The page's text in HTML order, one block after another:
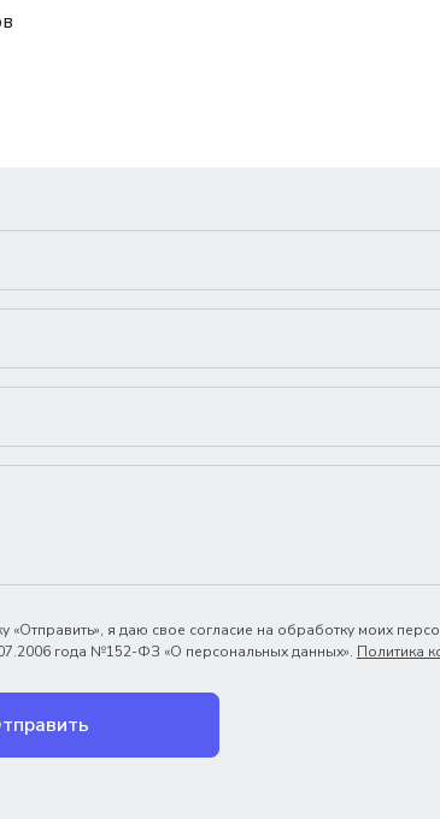
«Отправить», я даю свое согласие на обработку моих
года №152-ФЗ «О персональных данных». Политика